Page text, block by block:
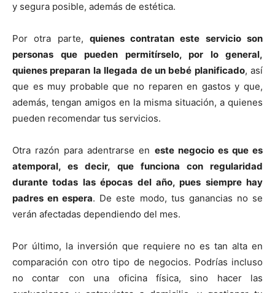
y segura posible, además de estética.
Por otra parte, quienes contratan este servicio son
personas que pueden permitírselo, por lo general,
quienes preparan la llegada de un bebé planificado, así
que es muy probable que no reparen en gastos y que,
además, tengan amigos en la misma situación, a quienes
pueden recomendar tus servicios.
Otra razón para adentrarse en este negocio es que es
atemporal, es decir, que funciona con regularidad
durante todas las épocas del año, pues siempre hay
padres en espera. De este modo, tus ganancias no se
verán afectadas dependiendo del mes.
Por último, la inversión que requiere no es tan alta en
comparación con otro tipo de negocios. Podrías incluso
no contar con una oficina física, sino hacer las